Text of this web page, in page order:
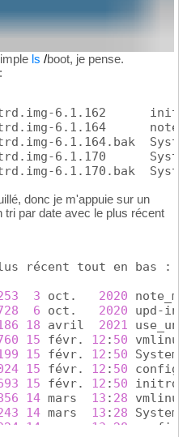
ls /boot, je pense.
6.1.162
6.1.164
6.1.164.bak
6.1.170
6.1.170.bak
donc je m'appuie sur un
tri par date avec le plus récent
récent tout en bas :
3 oct. 2020
6 oct. 2020
18 avril 2021
15 févr. 12 : 50
15 févr. 12 : 50
15 févr. 12 : 50
15 févr. 12 : 50
14 mars 13 : 28
14 mars 13 : 28
14 13
28